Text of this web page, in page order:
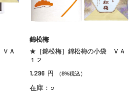
Ａ
錦松梅
★［錦松梅］錦松梅の小袋 ＶＡ
１２
1,296 円 （8%税込）
在庫：○